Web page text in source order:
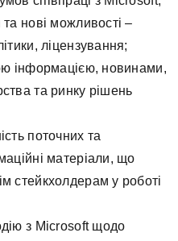
нові можливості –
ліцензування;
інформацією, новинами,
та ринку рішень
поточних та
матеріали, що
стейкхолдерам у роботі
з Microsoft щодо